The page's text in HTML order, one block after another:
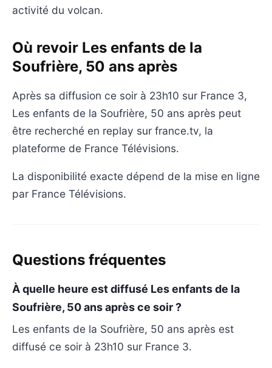
activité du volcan.
Où revoir Les enfants de la
Soufrière, 50 ans après
Après sa diffusion ce soir à 23h10 sur France 3,
Les enfants de la Soufrière, 50 ans après peut
être recherché en replay sur france.tv, la
plateforme de France Télévisions.
La disponibilité exacte dépend de la mise en ligne
par France Télévisions.
Questions fréquentes
À quelle heure est diffusé Les enfants de la
Soufrière, 50 ans après ce soir ?
Les enfants de la Soufrière, 50 ans après est
diffusé ce soir à 23h10 sur France 3.